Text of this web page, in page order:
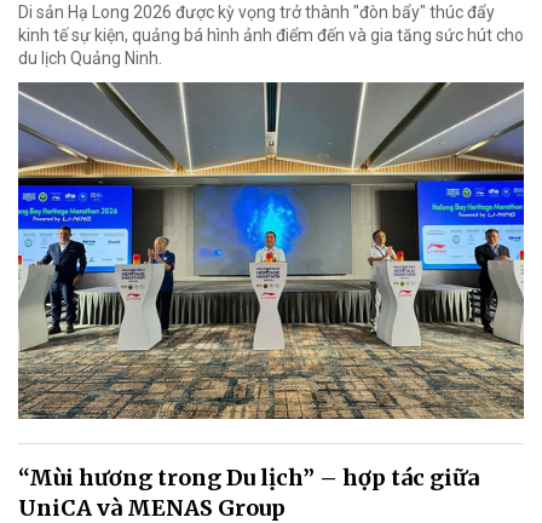
Di sản Hạ Long 2026 được kỳ vọng trở thành "đòn bẩy" thúc đẩy
kinh tế sự kiện, quảng bá hình ảnh điểm đến và gia tăng sức hút cho
du lịch Quảng Ninh.
“Mùi hương trong Du lịch” – hợp tác giữa
UniCA và MENAS Group